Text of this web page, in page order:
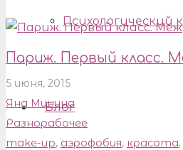
Психологический
Блог
Париж. Первый класс.
5 июня, 2015
Яна Минина
Разнорабочее
make-up, аэрофобия, красота,